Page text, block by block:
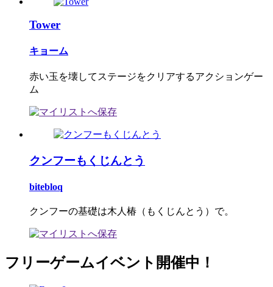
Tower
キョーム
赤い玉を壊してステージをクリアするアクションゲー
ム
クンフーもくじんとう
bitebloq
クンフーの基礎は木人椿（もくじんとう）で。
フリーゲームイベント開催中！